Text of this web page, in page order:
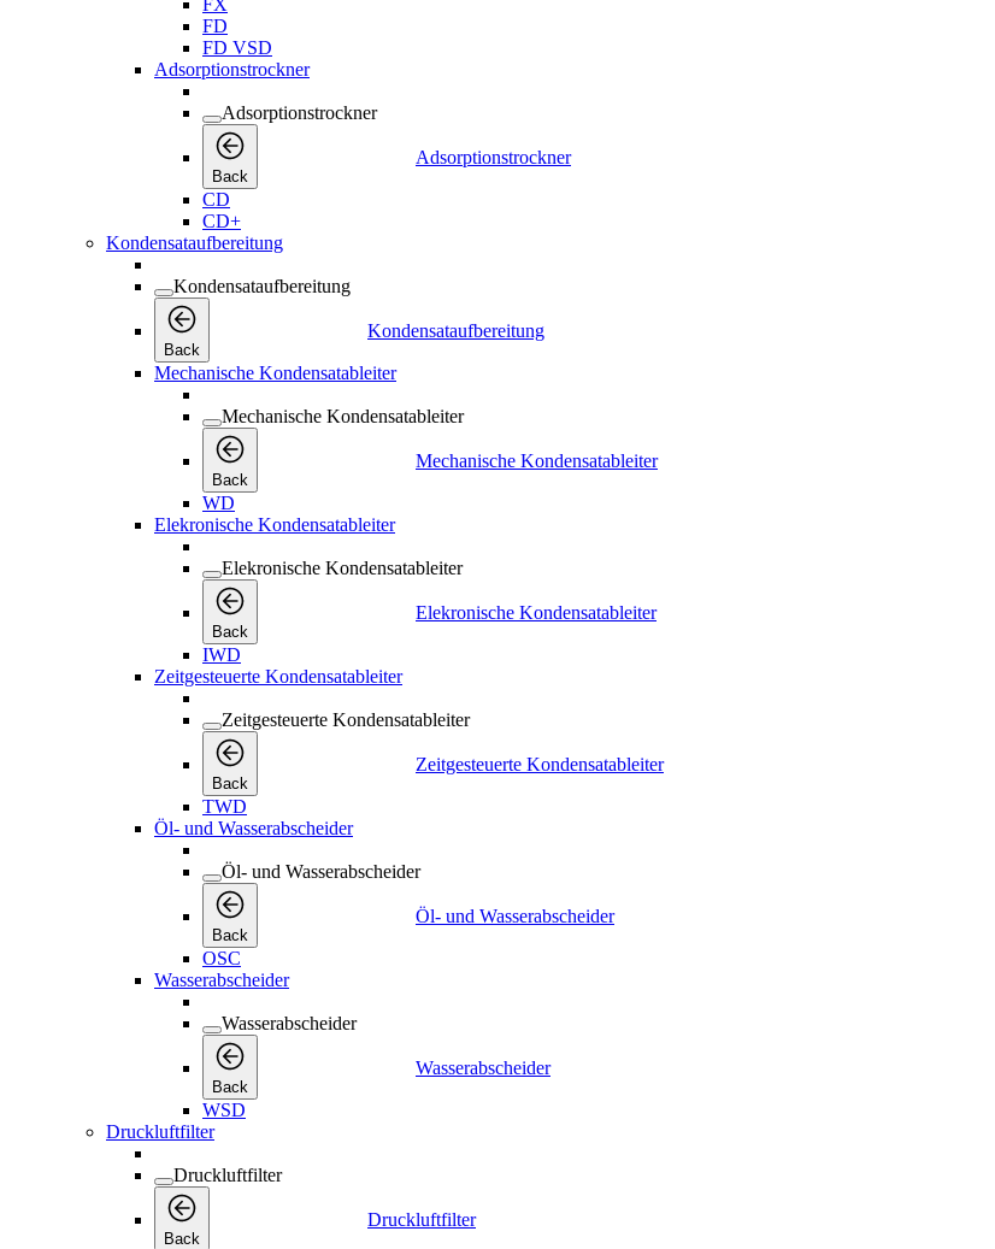
FX
FD
FD VSD
Adsorptionstrockner
Adsorptionstrockner
Back
Adsorptionstrockner
CD
CD+
Kondensataufbereitung
Kondensataufbereitung
Back
Kondensataufbereitung
Mechanische Kondensatableiter
Mechanische Kondensatableiter
Back
Mechanische Kondensatableiter
WD
Elekronische Kondensatableiter
Elekronische Kondensatableiter
Back
Elekronische Kondensatableiter
IWD
Zeitgesteuerte Kondensatableiter
Zeitgesteuerte Kondensatableiter
Back
Zeitgesteuerte Kondensatableiter
TWD
Öl- und Wasserabscheider
Öl- und Wasserabscheider
Back
Öl- und Wasserabscheider
OSC
Wasserabscheider
Wasserabscheider
Back
Wasserabscheider
WSD
Druckluftfilter
Druckluftfilter
Back
Druckluftfilter